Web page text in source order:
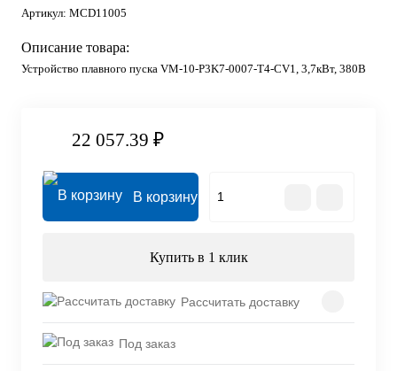
Артикул: MCD11005
Описание товара:
Устройство плавного пуска VM-10-P3K7-0007-T4-CV1, 3,7кВт, 380В
22 057.39 ₽
В корзину
Купить в 1 клик
Рассчитать доставку
Под заказ